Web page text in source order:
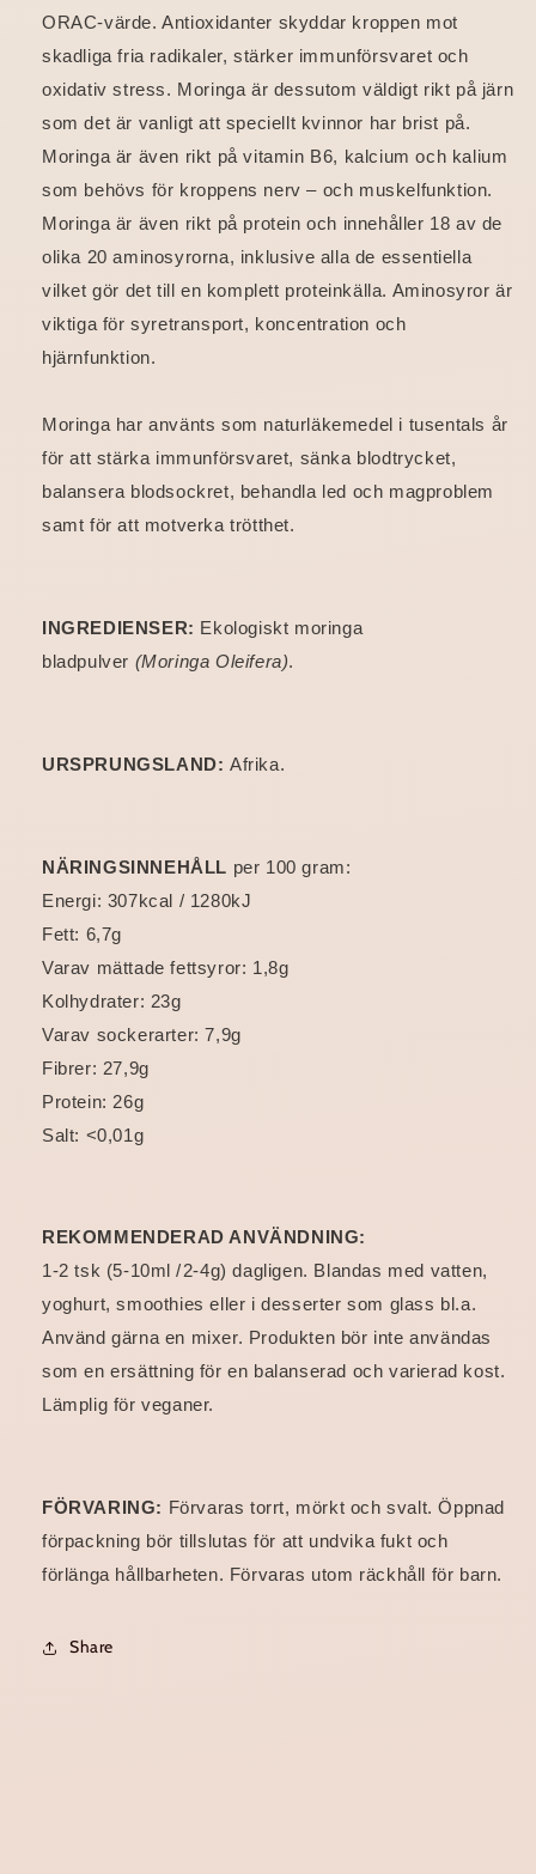
ORAC-värde. Antioxidanter skyddar kroppen mot
skadliga fria radikaler, stärker immunförsvaret och
oxidativ stress. Moringa är dessutom väldigt rikt på järn
som det är vanligt att speciellt kvinnor har brist på.
Moringa är även rikt på vitamin B6, kalcium och kalium
som behövs för kroppens nerv – och muskelfunktion.
Moringa är även rikt på protein och innehåller 18 av de
olika 20 aminosyrorna, inklusive alla de essentiella
vilket gör det till en komplett proteinkälla. Aminosyror är
viktiga för syretransport, koncentration och
hjärnfunktion.
Moringa har använts som naturläkemedel i tusentals år
för att stärka immunförsvaret, sänka blodtrycket,
balansera blodsockret, behandla led och magproblem
samt för att motverka trötthet.
INGREDIENSER: Ekologiskt moringa
bladpulver (Moringa Oleifera).
URSPRUNGSLAND: Afrika.
NÄRINGSINNEHÅLL per 100 gram:
Energi: 307kcal / 1280kJ
Fett: 6,7g
Varav mättade fettsyror: 1,8g
Kolhydrater: 23g
Varav sockerarter: 7,9g
Fibrer: 27,9g
Protein: 26g
Salt: <0,01g
REKOMMENDERAD ANVÄNDNING:
1-2 tsk (5-10ml / 2-4g) dagligen. Blandas med vatten,
yoghurt, smoothies eller i desserter som glass bl.a.
Använd gärna en mixer. Produkten bör inte användas
som en ersättning för en balanserad och varierad kost.
Lämplig för veganer.
FÖRVARING: Förvaras torrt, mörkt och svalt. Öppnad
förpackning bör tillslutas för att undvika fukt och
förlänga hållbarheten. Förvaras utom räckhåll för barn.
Share